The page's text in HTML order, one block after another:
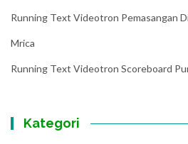
Running Text Videotron Pemasangan
Mrica
Running Text Videotron Scoreboard
Kategori